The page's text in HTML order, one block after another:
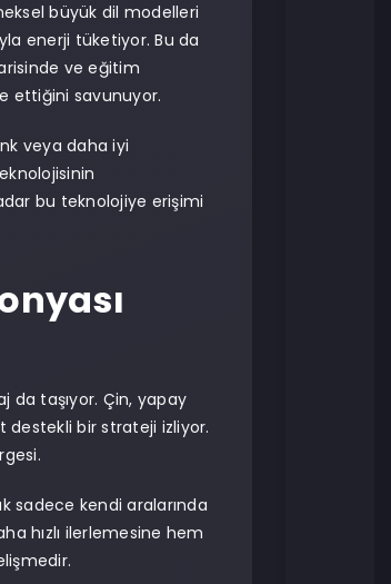
büyük dil modelleri
enerji tüketiyor. Bu da
ve eğitim
ettiğini savunuyor.
veya daha iyi
bu teknolojiye erişimi
da taşıyor. Çin, yapay
destekli bir strateji izliyor.
sadece kendi aralarında
hızlı ilerlemesine hem